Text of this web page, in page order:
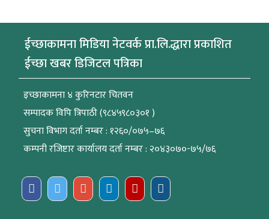
ईच्छाकामना मिडिया नेटवर्क प्रा.लि.द्धारा प्रकाशित
ईच्छा खबर डिजिटल पत्रिका
इच्छाकामना ४ कुरिनटार चितवन
सम्पादक विपि त्रिपाठी (९८४५९८०३०१ )
सुचना विभाग दर्ता नम्बर : १२६०/०७५–७६
कम्पनी रजिष्टार कार्यालय दर्ता नम्बर : २०४३०७०-७५/७६